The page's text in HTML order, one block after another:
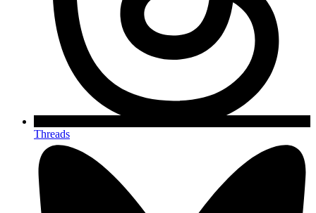
Threads